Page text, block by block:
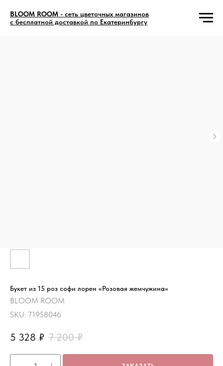
BLOOM ROOM - сеть цветочных магазинов
с бесплатной доставкой по Екатеринбургу
Букет из 15 роз софи лорен «Розовая жемчужина»
BLOOM ROOM
SKU: 71958046
5 328 ₽ 7 200 ₽